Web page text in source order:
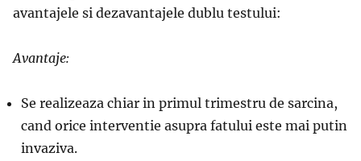
avantajele si dezavantajele dublu testului:
Avantaje:
Se realizeaza chiar in primul trimestru de sarcina,
cand orice interventie asupra fatului este mai putin
invaziva.